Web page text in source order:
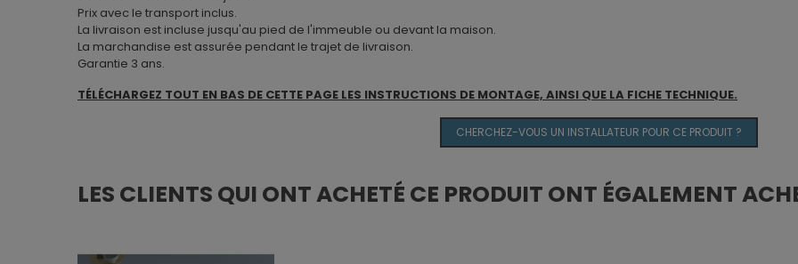
Prix avec le transport inclus.
La livraison est incluse jusqu'au pied de l'immeuble ou devant la maison.
La marchandise est assurée pendant le trajet de livraison.
Garantie 3 ans.
TÉLÉCHARGEZ TOUT EN BAS DE CETTE PAGE LES INSTRUCTIONS DE MONTAGE, AINSI QUE LA FICHE TECHNIQUE.
CHERCHEZ-VOUS UN INSTALLATEUR POUR CE PRODUIT ?
LES CLIENTS QUI ONT ACHETÉ CE PRODUIT ONT ÉGALEMENT